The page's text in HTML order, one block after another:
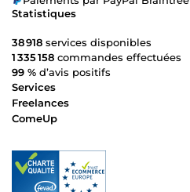
efficacement.
Statistiques
38 918 services disponibles
1 335 158 commandes effectuées
99 % d’avis positifs
Services
Freelances
ComeUp